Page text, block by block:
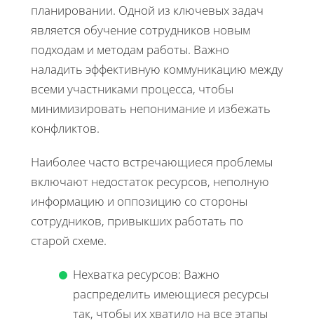
планировании. Одной из ключевых задач
является обучение сотрудников новым
подходам и методам работы. Важно
наладить эффективную коммуникацию между
всеми участниками процесса, чтобы
минимизировать непонимание и избежать
конфликтов.
Наиболее часто встречающиеся проблемы
включают недостаток ресурсов, неполную
информацию и оппозицию со стороны
сотрудников, привыкших работать по
старой схеме.
Нехватка ресурсов: Важно
распределить имеющиеся ресурсы
так, чтобы их хватило на все этапы